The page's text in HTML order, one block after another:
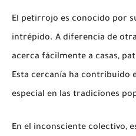
El petirrojo es conocido por
intrépido. A diferencia de
acerca fácilmente a casas,
Esta cercanía ha contribuido
especial en las tradiciones
En el inconsciente colectivo,